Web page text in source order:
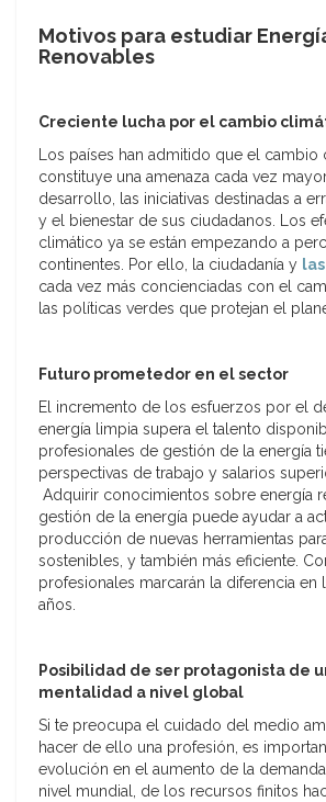
Motivos para estudiar
Renovables
Creciente lucha por el cambio
Los países han admitido que el cambio
constituye una amenaza cada vez
desarrollo, las iniciativas destinadas a
y el bienestar de sus ciudadanos. Los
climático ya se están empezando a
continentes. Por ello, la ciudadanía y
cada vez más concienciadas con el
las políticas verdes que protejan el
Futuro prometedor en el sector
El incremento de los esfuerzos por el
energía limpia supera el talento
profesionales de gestión de la energía
perspectivas de trabajo y salarios
Adquirir conocimientos sobre energía
gestión de la energía puede ayudar a
producción de nuevas herramientas
sostenibles, y también más eficiente.
profesionales marcarán la diferencia en
años.
Posibilidad de ser protagonista de
mentalidad a nivel global
Si te preocupa el cuidado del medio
hacer de ello una profesión, es
evolución en el aumento de la
nivel mundial, de los recursos finitos